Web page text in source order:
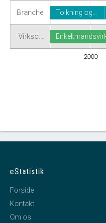
Branche
Virkso…
2000
Tolkning og…
eStatistik
Forside
Kontakt
Om os